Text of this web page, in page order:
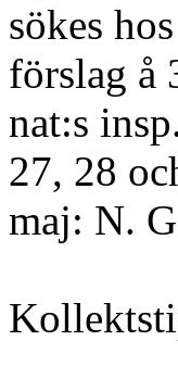
sökes
förslag å
nat:s
27, 28
maj: N.